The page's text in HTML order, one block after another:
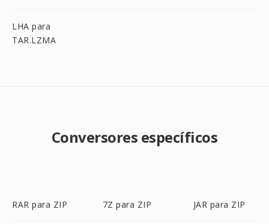
LHA para
TAR.LZMA
Conversores específicos
RAR para ZIP 7Z para ZIP JAR para ZIP